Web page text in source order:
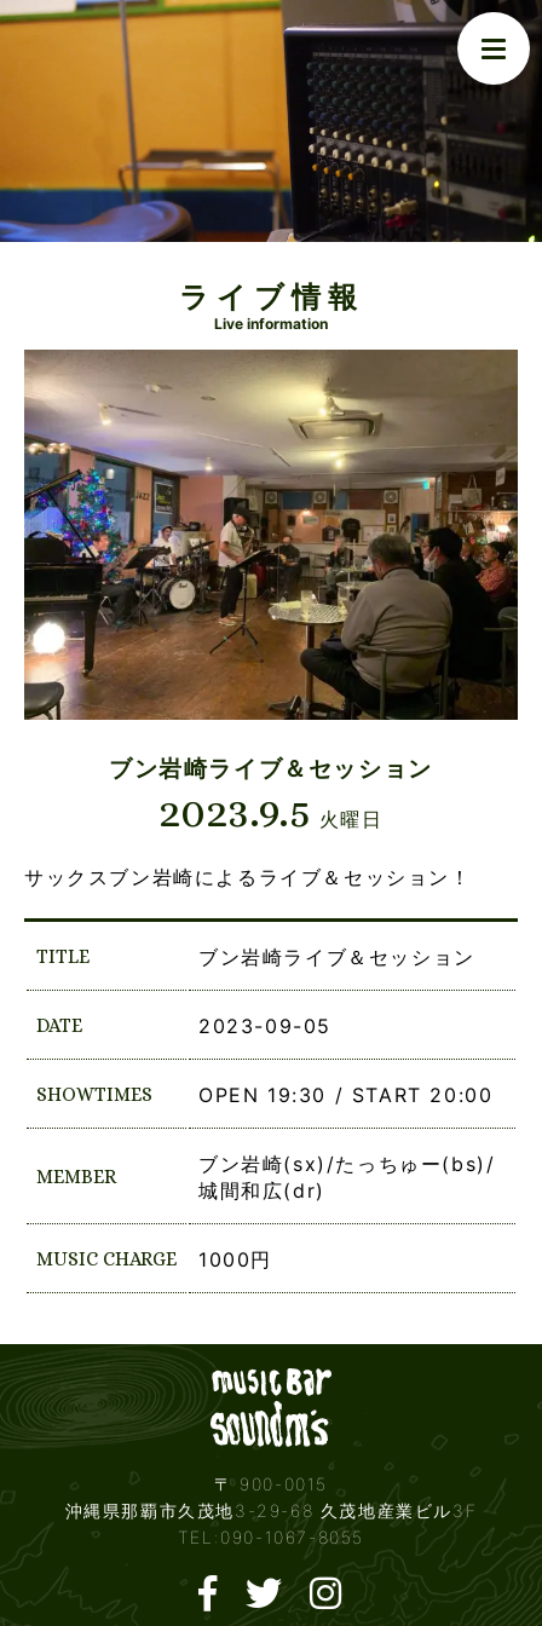
ライブ情報
Live information
ブン岩崎ライブ＆セッション
2023.9.5 火曜日
サックスブン岩崎によるライブ＆セッション！
TITLE ブン岩崎ライブ＆セッション
DATE 2023-09-05
SHOWTIMES OPEN 19:30 / START 20:00
MEMBER
ブン岩崎(sx)/たっちゅー(bs)/
城間和広(dr)
MUSIC CHARGE 1000円
〒 900-0015
沖縄県那覇市久茂地3-29-68 久茂地産業ビル3F
TEL:090-1067-8055